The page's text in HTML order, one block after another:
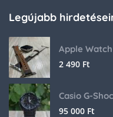
Legújabb
Apple
2 490 Ft
Casio G-
95 000 Ft